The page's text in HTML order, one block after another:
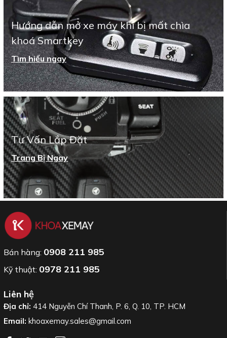
Hướng dẫn mở xe máy khi bị mất chìa
khoá Smartkey
Tìm hiểu ngay
Tư Vấn Lắp Đặt
Trang Bị Ngay
Bán hàng: 0908 211 985
Kỹ thuật: 0978 211 985
Liên hệ
Địa chỉ: 414 Nguyễn Chí Thanh, P. 6, Q. 10, TP. HCM
Email: khoaxemay.sales@gmail.com